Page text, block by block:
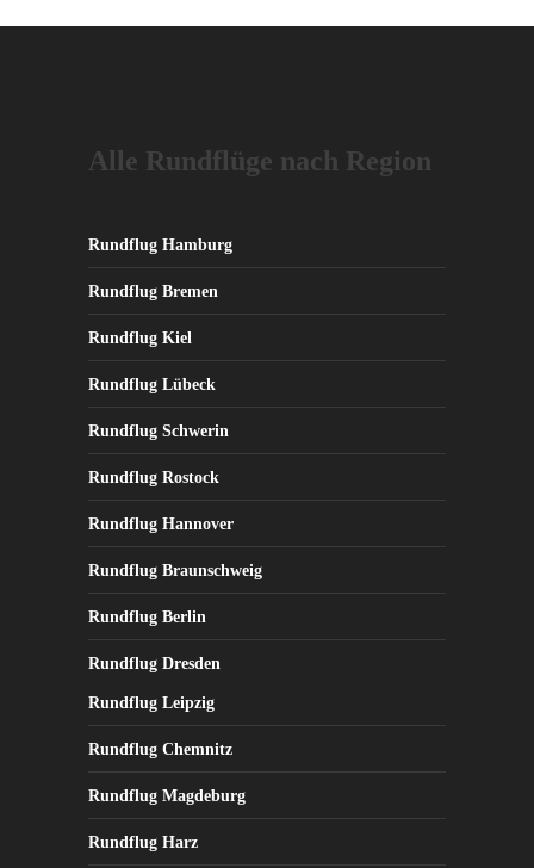
Alle Rundflüge nach Region
Rundflug Hamburg
Rundflug Bremen
Rundflug Kiel
Rundflug Lübeck
Rundflug Schwerin
Rundflug Rostock
Rundflug Hannover
Rundflug Braunschweig
Rundflug Berlin
Rundflug Dresden
Rundflug Leipzig
Rundflug Chemnitz
Rundflug Magdeburg
Rundflug Harz